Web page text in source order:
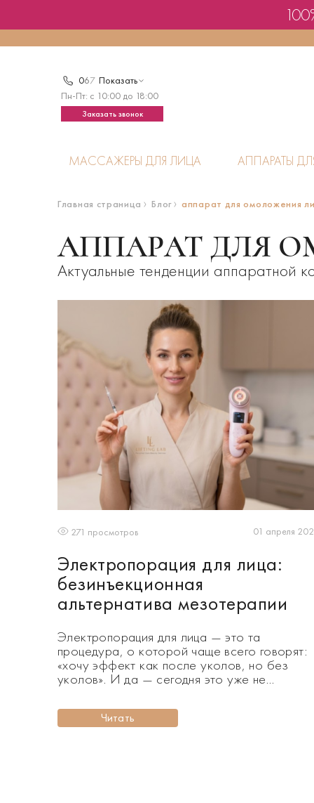
067 Показать
Пн-Пт: с 10:00 до 18:00
Заказать звонок
МАССАЖЕРЫ ДЛЯ ЛИЦА АППАРАТЫ
Главная страница Блог аппарат для омоложения
АППАРАТ ДЛЯ
Актуальные тенденции аппаратной
271 просмотров 01 апреля
Электропорация для лица:
безинъекционная
альтернатива мезотерапии
Электропорация для лица — это та
процедура, о которой чаще всего говорят:
«хочу эффект как после уколов, но без
уколов». И да — сегодня это уже не
ухода, который можно внедрить в
домашнюю бьюти-рутину и получить
Читать